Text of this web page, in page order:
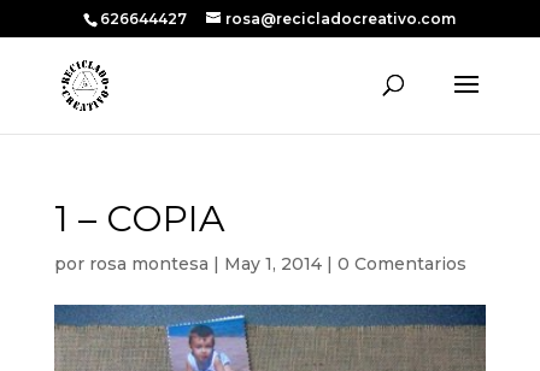
626644427 rosa@recicladocreativo.com
1 – COPIA
por rosa montesa | May 1, 2014| 0 Comentarios